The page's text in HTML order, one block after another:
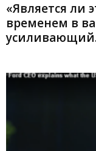
«Является ли
временем в